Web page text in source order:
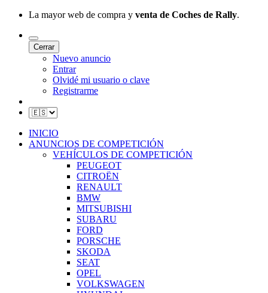
La mayor web de compra y venta de Coches de Rally.
Cerrar
Nuevo anuncio
Entrar
Olvidé mi usuario o clave
Registrarme
INICIO
ANUNCIOS DE COMPETICIÓN
VEHÍCULOS DE COMPETICIÓN
PEUGEOT
CITROËN
RENAULT
BMW
MITSUBISHI
SUBARU
FORD
PORSCHE
SKODA
SEAT
OPEL
VOLKSWAGEN